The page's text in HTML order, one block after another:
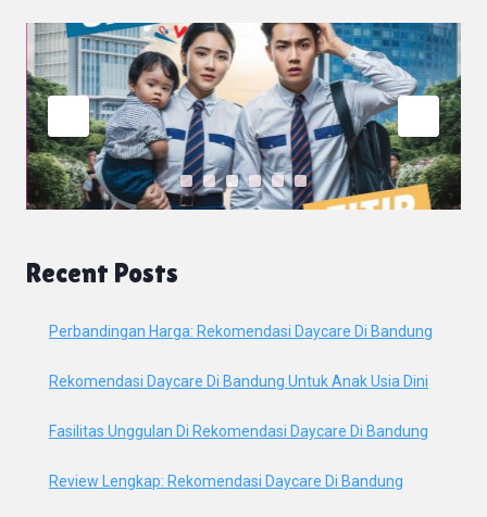
Recent Posts
Perbandingan Harga: Rekomendasi Daycare Di Bandung
Rekomendasi Daycare Di Bandung Untuk Anak Usia Dini
Fasilitas Unggulan Di Rekomendasi Daycare Di Bandung
Review Lengkap: Rekomendasi Daycare Di Bandung